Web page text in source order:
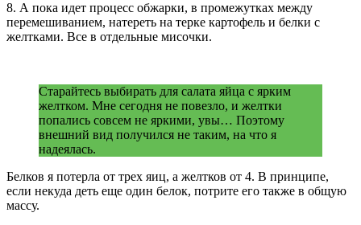
8. А пока идет процесс обжарки, в промежутках между
перемешиванием, натереть на терке картофель и белки с
желтками. Все в отдельные мисочки.
Старайтесь выбирать для салата яйца с ярким
желтком. Мне сегодня не повезло, и желтки
попались совсем не яркими, увы… Поэтому
внешний вид получился не таким, на что я
надеялась.
Белков я потерла от трех яиц, а желтков от 4. В принципе,
если некуда деть еще один белок, потрите его также в общую
массу.